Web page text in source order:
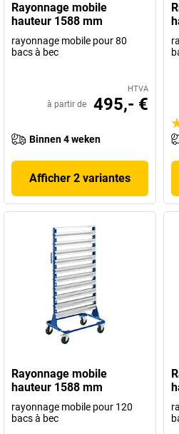
Rayonnage mobile
hauteur 1588 mm
rayonnage mobile pour 80
bacs à bec
HTVA
à partir de 495,- €
Binnen 4 weken
Afficher 2 variantes
Rayonnage mobile
hauteur 1588 mm
rayonnage mobile pour 120
bacs à bec